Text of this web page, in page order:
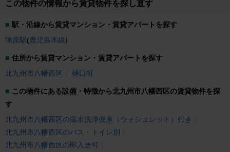
この物件の情報から賃貸物件を探し直す
駅・沿線から賃貸マンション・賃貸アパートを探す
陣原駅(鹿児島本線)
住所から賃貸マンション・賃貸アパートを探す
北九州市八幡西区
樋口町
この物件にある設備・特徴から北九州市八幡西区の賃貸物件を探
す
北九州市八幡西区の温水洗浄便座（ウォシュレット）付き
北九州市八幡西区のバス・トイレ別
北九州市八幡西区の即入居可